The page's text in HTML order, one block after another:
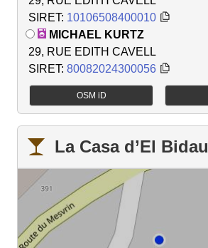
SIRET: 10106508400010
MICHAEL KURTZ
29, RUE EDITH CAVELL
SIRET: 80082024300056
OSM iD
La Casa d’El